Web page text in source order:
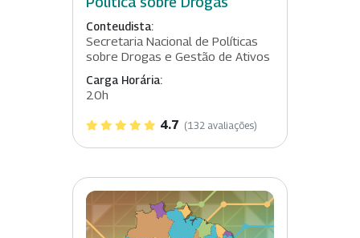
Conteudista:
Secretaria Nacional de Políticas
sobre Drogas e Gestão de Ativos
Carga Horária:
20h
4.7 (132 avaliações)